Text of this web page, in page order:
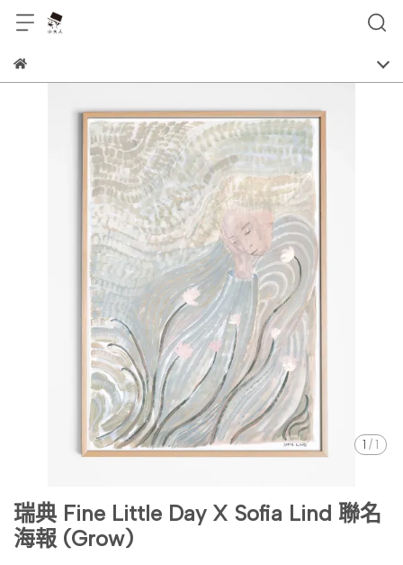
1 / 1
瑞典 Fine Little Day X Sofia Lind 聯名
海報 (Grow)